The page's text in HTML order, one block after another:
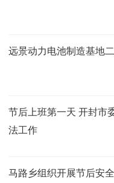
远景动力电池制造基地
节后上班第一天 开封市
法工作
马路乡组织开展节后安